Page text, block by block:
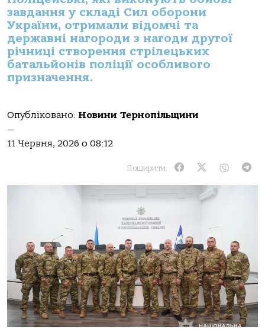
завдання у складі Сил оборони
України, отримали відомчі та
державні нагороди з нагоди другої
річниці створення стрілецьких
батальйонів поліції особливого
призначення.
Опубліковано: Новини Тернопільщини
—
11 Червня, 2026 о 08:12
Поширити: